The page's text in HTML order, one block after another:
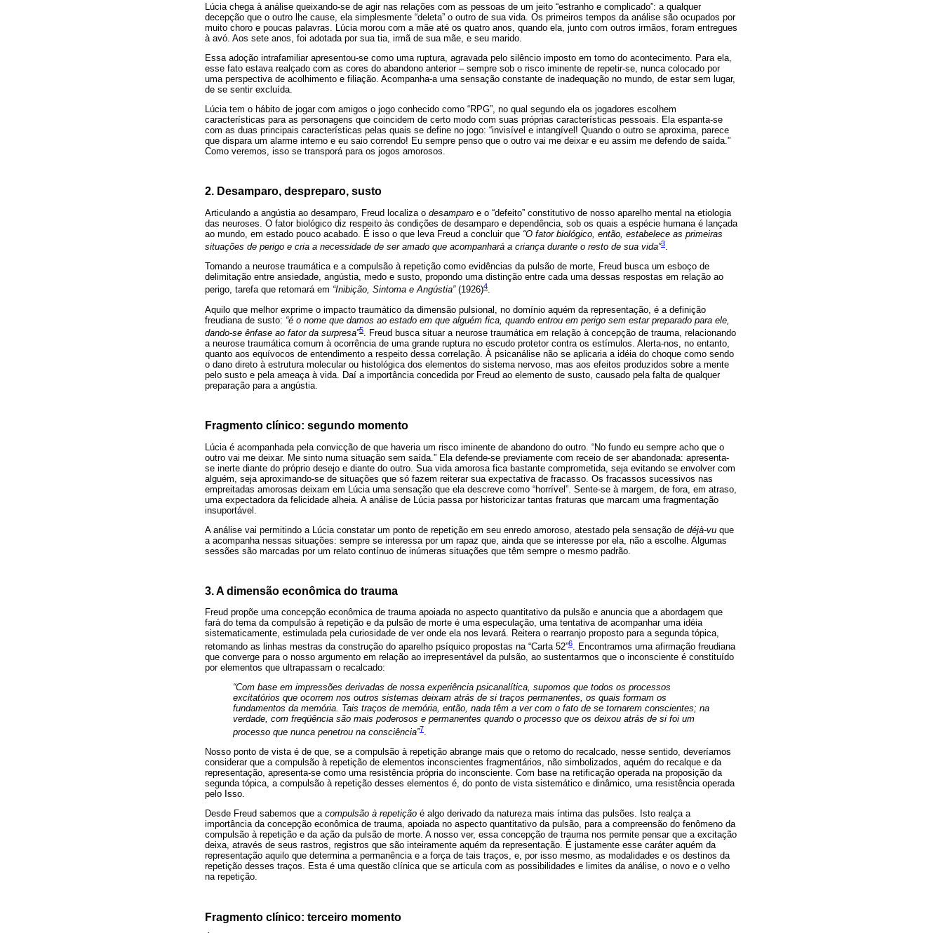
Lúcia chega à análise queixando-se de agir nas relações com as pessoas de um jeito “estranho e complicado”: a qualquer
decepção que o outro lhe cause, ela simplesmente “deleta” o outro de sua vida. Os primeiros tempos da análise são ocupados por
muito choro e poucas palavras. Lúcia morou com a mãe até os quatro anos, quando ela, junto com outros irmãos, foram entregues
à avó. Aos sete anos, foi adotada por sua tia, irmã de sua mãe, e seu marido.
Essa adoção intrafamiliar apresentou-se como uma ruptura, agravada pelo silêncio imposto em torno do acontecimento. Para ela,
esse fato estava realçado com as cores do abandono anterior – sempre sob o risco iminente de repetir-se, nunca colocado por
uma perspectiva de acolhimento e filiação. Acompanha-a uma sensação constante de inadequação no mundo, de estar sem lugar,
de se sentir excluída.
Lúcia tem o hábito de jogar com amigos o jogo conhecido como “RPG”, no qual segundo ela os jogadores escolhem
características para as personagens que coincidem de certo modo com suas próprias características pessoais. Ela espanta-se
com as duas principais características pelas quais se define no jogo: “invisível e intangível! Quando o outro se aproxima, parece
que dispara um alarme interno e eu saio correndo! Eu sempre penso que o outro vai me deixar e eu assim me defendo de saída.”
Como veremos, isso se transporá para os jogos amorosos.
2. Desamparo, despreparo, susto
Articulando a angústia ao desamparo, Freud localiza o desamparo e o “defeito” constitutivo de nosso aparelho mental na etiologia
das neuroses. O fator biológico diz respeito às condições de desamparo e dependência, sob os quais a espécie humana é lançada
ao mundo, em estado pouco acabado. É isso o que leva Freud a concluir que “O fator biológico, então, estabelece as primeiras
situações de perigo e cria a necessidade de ser amado que acompanhará a criança durante o resto de sua vida”3
Tomando a neurose traumática e a compulsão à repetição como evidências da pulsão de morte, Freud busca um esboço de
delimitação entre ansiedade, angústia, medo e susto, propondo uma distinção entre cada uma dessas respostas em relação ao
perigo, tarefa que retomará em “Inibição, Sintoma e Angústia”(1926)4.
Aquilo que melhor exprime o impacto traumático da dimensão pulsional, no domínio aquém da representação, é a definição
freudiana de susto: “é o nome que damos ao estado em que alguém fica, quando entrou em perigo sem estar preparado para ele,
dando-se ênfase ao fator da surpresa”5
. Freud busca situar a neurose traumática em relação à concepção de trauma, relacionando
a neurose traumática comum à ocorrência de uma grande ruptura no escudo protetor contra os estímulos. Alerta-nos, no entanto,
quanto aos equívocos de entendimento a respeito dessa correlação. À psicanálise não se aplicaria a idéia do choque como sendo
o dano direto à estrutura molecular ou histológica dos elementos do sistema nervoso, mas aos efeitos produzidos sobre a mente
pelo susto e pela ameaça à vida. Daí a importância concedida por Freud ao elemento de susto, causado pela falta de qualquer
preparação para a angústia.
Fragmento clínico: segundo momento
Lúcia é acompanhada pela convicção de que haveria um risco iminente de abandono do outro. “No fundo eu sempre acho que o
outro vai me deixar. Me sinto numa situação sem saída.” Ela defende-se previamente com receio de ser abandonada: apresenta-
se inerte diante do próprio desejo e diante do outro. Sua vida amorosa fica bastante comprometida, seja evitando se envolver com
alguém, seja aproximando-se de situações que só fazem reiterar sua expectativa de fracasso. Os fracassos sucessivos nas
empreitadas amorosas deixam em Lúcia uma sensação que ela descreve como “horrível”. Sente-se à margem, de fora, em atraso,
uma expectadora da felicidade alheia. A análise de Lúcia passa por historicizar tantas fraturas que marcam uma fragmentação
insuportável.
A análise vai permitindo a Lúcia constatar um ponto de repetição em seu enredo amoroso, atestado pela sensação de déjà-vu que
a acompanha nessas situações: sempre se interessa por um rapaz que, ainda que se interesse por ela, não a escolhe. Algumas
sessões são marcadas por um relato contínuo de inúmeras situações que têm sempre o mesmo padrão.
3. A dimensão econômica do trauma
Freud propõe uma concepção econômica de trauma apoiada no aspecto quantitativo da pulsão e anuncia que a abordagem que
fará do tema da compulsão à repetição e da pulsão de morte é uma especulação, uma tentativa de acompanhar uma idéia
sistematicamente, estimulada pela curiosidade de ver onde ela nos levará. Reitera o rearranjo proposto para a segunda tópica,
retomando as linhas mestras da construção do aparelho psíquico propostas na “Carta 52”6
. Encontramos uma afirmação freudiana
que converge para o nosso argumento em relação ao irrepresentável da pulsão, ao sustentarmos que o inconsciente é constituído
por elementos que ultrapassam o recalcado:
“Com base em impressões derivadas de nossa experiência psicanalítica, supomos que todos os processos
excitatórios que ocorrem nos outros sistemas deixam atrás de si traços permanentes, os quais formam os
fundamentos da memória. Tais traços de memória, então, nada têm a ver com o fato de se tornarem conscientes; na
verdade, com freqüência são mais poderosos e permanentes quando o processo que os deixou atrás de si foi um
processo que nunca penetrou na consciência”7
Nosso ponto de vista é de que, se a compulsão à repetição abrange mais que o retorno do recalcado, nesse sentido, deveríamos
considerar que a compulsão à repetição de elementos inconscientes fragmentários, não simbolizados, aquém do recalque e da
representação, apresenta-se como uma resistência própria do inconsciente. Com base na retificação operada na proposição da
segunda tópica, a compulsão à repetição desses elementos é, do ponto de vista sistemático e dinâmico, uma resistência operada
pelo Isso.
Desde Freud sabemos que a compulsão à repetição é algo derivado da natureza mais íntima das pulsões. Isto realça a
importância da concepção econômica de trauma, apoiada no aspecto quantitativo da pulsão, para a compreensão do fenômeno da
compulsão à repetição e da ação da pulsão de morte. A nosso ver, essa concepção de trauma nos permite pensar que a excitação
deixa, através de seus rastros, registros que são inteiramente aquém da representação. É justamente esse caráter aquém da
representação aquilo que determina a permanência e a força de tais traços, e, por isso mesmo, as modalidades e os destinos da
repetição desses traços. Esta é uma questão clínica que se articula com as possibilidades e limites da análise, o novo e o velho
na repetição.
Fragmento clínico: terceiro momento